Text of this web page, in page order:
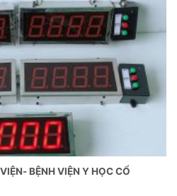
BỆNH VIỆN Y HỌC CỔ